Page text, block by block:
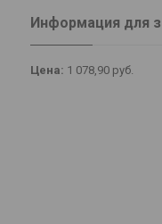
Информация для
Цена: 1 078,90 руб.